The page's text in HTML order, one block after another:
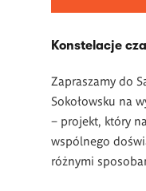
Konstelacje
Zapraszamy do
Sokołowsku na
– projekt, który
wspólnego
różnymi